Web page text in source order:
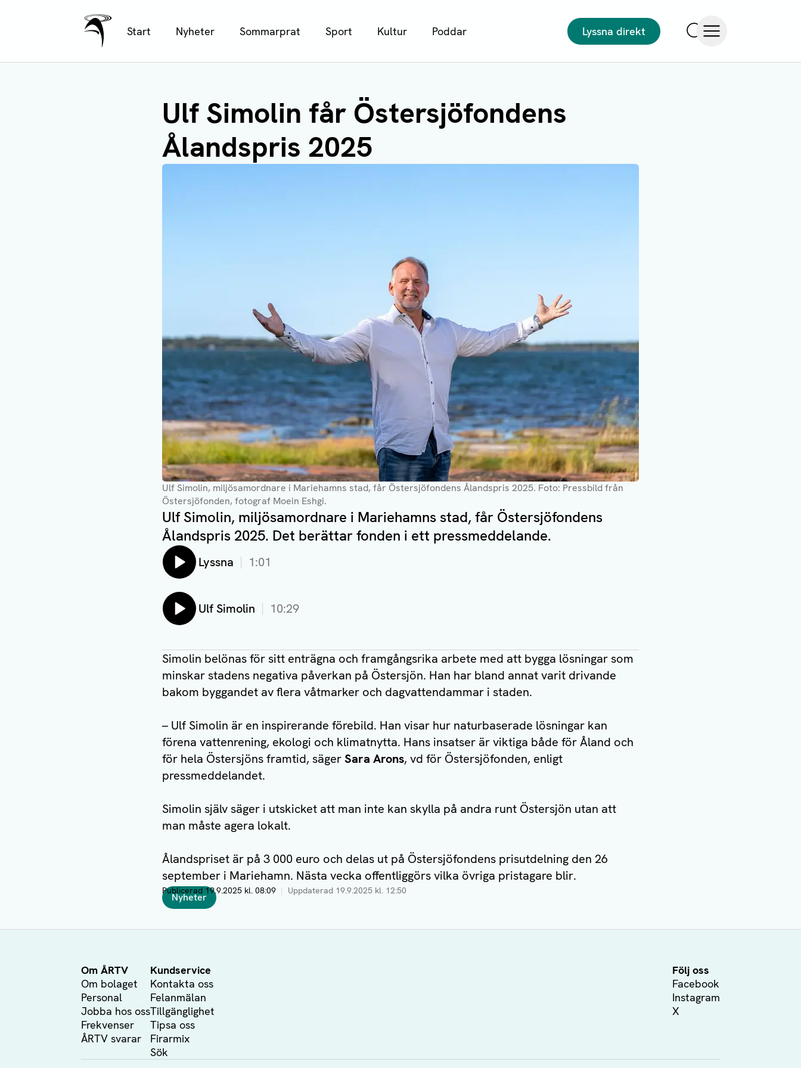
Ålands Radio & TV
Start Nyheter Sommarprat Sport Kultur Poddar
Lyssna direkt
Ulf Simolin får Östersjöfondens
Ålandspris 2025
Ulf Simolin, miljösamordnare i Mariehamns stad, får Östersjöfondens Ålandspris 2025. Foto: Pressbild från
Östersjöfonden, fotograf Moein Eshgi.
Ulf Simolin, miljösamordnare i Mariehamns stad, får Östersjöfondens
Ålandspris 2025. Det berättar fonden i ett pressmeddelande.
Lyssna 1:01
Lyssna på:
Ulf Simolin 10:29
Simolin belönas för sitt enträgna och framgångsrika arbete med att bygga lösningar som
minskar stadens negativa påverkan på Östersjön. Han har bland annat varit drivande
bakom byggandet av flera våtmarker och dagvattendammar i staden.
– Ulf Simolin är en inspirerande förebild. Han visar hur naturbaserade lösningar kan
förena vattenrening, ekologi och klimatnytta. Hans insatser är viktiga både för Åland och
för hela Östersjöns framtid, sägerSara Arons, vd för Östersjöfonden, enligt
pressmeddelandet.
Simolin själv säger i utskicket att man inte kan skylla på andra runt Östersjön utan att
man måste agera lokalt.
Ålandspriset är på 3 000 euro och delas ut på Östersjöfondens prisutdelning den 26
september i Mariehamn. Nästa vecka offentliggörs vilka övriga pristagare blir.
Taggar
Nyheter
Författare
Publicerad 19.9.2025 kl. 08:09 Uppdaterad 19.9.2025 kl. 12:50
Om ÅRTV
Om bolaget
Personal
Jobba hos oss
Frekvenser
ÅRTV svarar
Kundservice
Kontakta oss
Felanmälan
Tillgänglighet
Tipsa oss
Firarmix
Sök
Följ oss
Facebook
Instagram
X